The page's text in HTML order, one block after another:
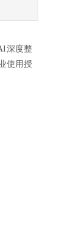
深度整
使用授